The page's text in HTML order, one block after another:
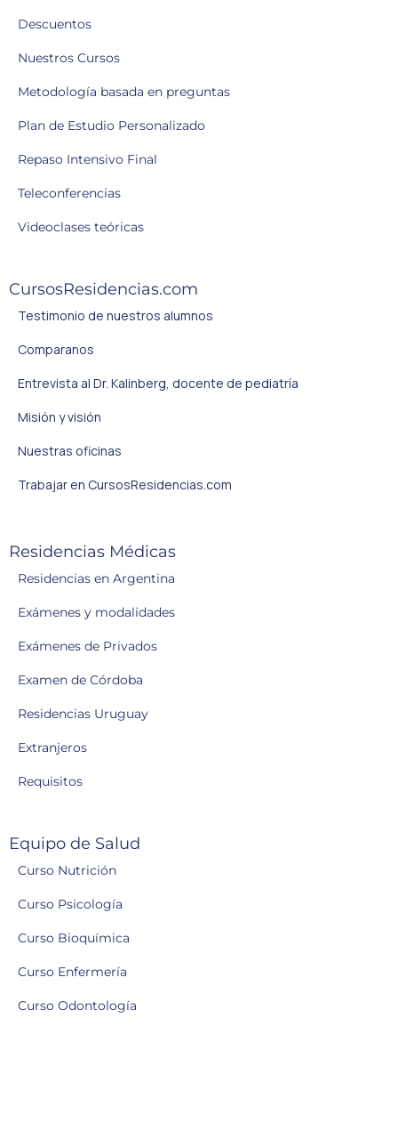
Descuentos
Nuestros Cursos
Metodología basada en preguntas
Plan de Estudio Personalizado
Repaso Intensivo Final
Teleconferencias
Videoclases teóricas
CursosResidencias.com
Testimonio de nuestros alumnos
Comparanos
Entrevista al Dr. Kalinberg, docente de pediatría
Misión y visión
Nuestras oficinas
Trabajar en CursosResidencias.com
Residencias Médicas
Residencias en Argentina
Exámenes y modalidades
Exámenes de Privados
Examen de Córdoba
Residencias Uruguay
Extranjeros
Requisitos
Equipo de Salud
Curso Nutrición
Curso Psicología
Curso Bioquímica
Curso Enfermería
Curso Odontología